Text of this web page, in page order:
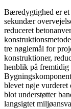
Bæredygtighed er
sekundær
reduceret
tre nøglemål for
konstruktioner,
henblik på fremtidig
blevet nøje
blot understøtter
langsigtet